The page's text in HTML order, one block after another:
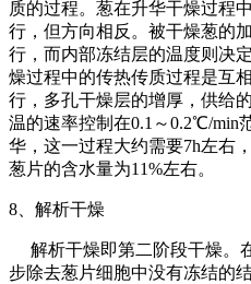
质的过程。葱在升华干燥过程
行，但方向相反。被干燥葱的
行，而内部冻结层的温度则决
燥过程中的传热传质过程是互
行，多孔干燥层的增厚，供给
温的速率控制在0.1～0.2℃/min
华，这一过程大约需要7h左右
葱片的含水量为11%左右。
8、解析干燥
解析干燥即第二阶段干燥。
步除去葱片细胞中没有冻结的